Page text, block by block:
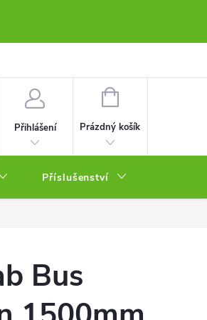
Přihlášení
NÁKUPNÍ
Prázdný košík
Příslušenství
Bus